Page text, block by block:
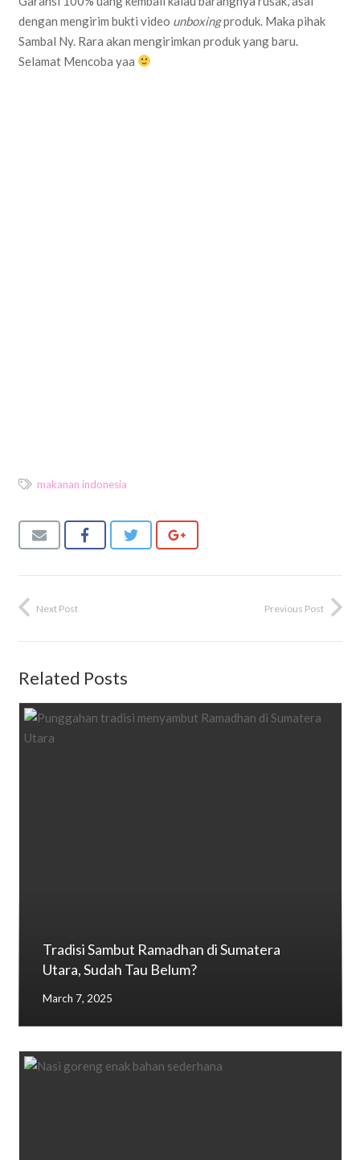
dengan mengirim bukti video unboxingproduk. Maka pihak
Sambal Ny. Rara akan mengirimkan produk yang baru.
Selamat Mencoba yaa
makanan indonesia
Previous Post
Next Post
Related Posts
Tradisi Sambut Ramadhan di Sumatera
Utara, Sudah Tau Belum?
March 7, 2025